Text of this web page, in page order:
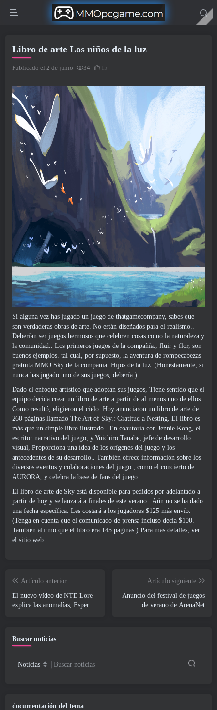
Libro de arte Los niños de la luz
Publicado el 2 de junio 34 15
Si alguna vez has jugado un juego de thatgamecompany, sabes que
son verdaderas obras de arte. No están diseñados para el realismo..
Deberían ser juegos hermosos que celebren cosas como la naturaleza y
la comunidad.. Los primeros juegos de la compañía., fluir y flor, son
buenos ejemplos. tal cual, por supuesto, la aventura de rompecabezas
gratuita MMO Sky de la compañía: Hijos de la luz. (Honestamente, si
nunca has jugado uno de sus juegos, debería.)
Dado el enfoque artístico que adoptan sus juegos, Tiene sentido que el
equipo decida crear un libro de arte a partir de al menos uno de ellos..
Como resultó, eligieron el cielo. Hoy anunciaron un libro de arte de
260 páginas llamado The Art of Sky.: Gratitud a Nesting. El libro es
más que un simple libro ilustrado.. En coautoría con Jennie Kong, el
escritor narrativo del juego, y Yuichiro Tanabe, jefe de desarrollo
visual, Proporciona una idea de los orígenes del juego y los
antecedentes de su desarrollo.. También ofrece información sobre los
diversos eventos y colaboraciones del juego., como el concierto de
AURORA, y celebra la base de fans del juego..
El libro de arte de Sky está disponible para pedidos por adelantado a
partir de hoy y se lanzará a finales de este verano.. Aún no se ha dado
una fecha específica. Les costará a los jugadores $125 más envío.
(Tenga en cuenta que el comunicado de prensa incluso decía $100.
También afirmó que el libro era 145 páginas.) Para más detalles, ver
el sitio web.
Artículo anterior
El nuevo vídeo de NTE Lore
explica las anomalías, Esperar,
Artículo siguiente
Anuncio del festival de juegos
de verano de ArenaNet
Buscar noticias
Noticias Buscar noticias
documentación del tema